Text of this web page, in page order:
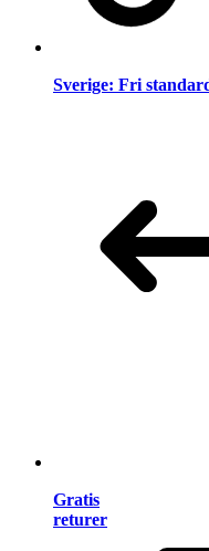
Sverige: Fri
Gratis
returer